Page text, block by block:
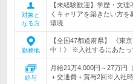
対象と
なる方
【未経験歓迎】学歴・文
くキャリアを築きたい方
環境
勤務地
【全国47都道府県】 《東
中！》 ※入社するにあたっ
給与
月給21万4,000円～27万円
＋交通費＋賞与2回※入社